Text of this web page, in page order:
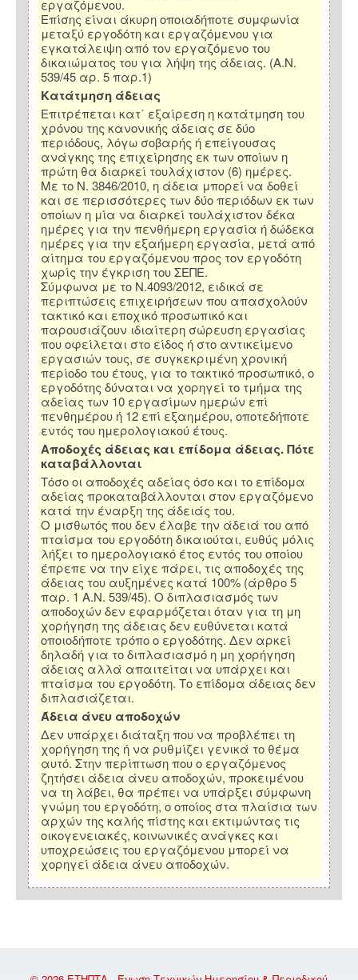
εργαζόμενου.
Επίσης είναι άκυρη οποιαδήποτε συμφωνία
μεταξύ εργοδότη και εργαζόμενου για
εγκατάλειψη από τον εργαζόμενο του
δικαιώματος του για λήψη της άδειας. (Α.Ν.
539/45 αρ. 5 παρ.1)
Κατάτμηση άδειας
Επιτρέπεται κατ΄ εξαίρεση η κατάτμηση του
χρόνου της κανονικής άδειας σε δύο
περιόδους, λόγω σοβαρής ή επείγουσας
ανάγκης της επιχείρησης εκ των οποίων η
πρώτη θα διαρκεί τουλάχιστον (6) ημέρες.
Με το Ν. 3846/2010, η άδεια μπορεί να δοθεί
και σε περισσότερες των δύο περιόδων εκ των
οποίων η μία να διαρκεί τουλάχιστον δέκα
ημέρες για την πενθήμερη εργασία ή δώδεκα
ημέρες για την εξαήμερη εργασία, μετά από
αίτημα του εργαζόμενου προς τον εργοδότη
χωρίς την έγκριση του ΣΕΠΕ.
Σύμφωνα με το Ν.4093/2012, ειδικά σε
περιπτώσεις επιχειρήσεων που απασχολούν
τακτικό και εποχικό προσωπικό και
παρουσιάζουν ιδιαίτερη σώρευση εργασίας
που οφείλεται στο είδος ή στο αντικείμενο
εργασιών τους, σε συγκεκριμένη χρονική
περίοδο του έτους, για το τακτικό προσωπικό, ο
εργοδότης δύναται να χορηγεί το τμήμα της
αδείας των 10 εργασίμων ημερών επί
πενθημέρου ή 12 επί εξαημέρου, οποτεδήποτε
εντός του ημερολογιακού έτους.
Αποδοχές άδειας και επίδομα άδειας. Πότε
καταβάλλονται
Τόσο οι αποδοχές αδείας όσο και το επίδομα
αδείας προκαταβάλλονται στον εργαζόμενο
κατά την έναρξη της άδειάς του.
Ο μισθωτός που δεν έλαβε την άδειά του από
πταίσμα του εργοδότη δικαιούται, ευθύς μόλις
λήξει το ημερολογιακό έτος εντός του οποίου
έπρεπε να την είχε πάρει, τις αποδοχές της
άδειας του αυξημένες κατά 100% (άρθρο 5
παρ. 1 Α.Ν. 539/45). Ο διπλασιασμός των
αποδοχών δεν εφαρμόζεται όταν για τη μη
χορήγηση της άδειας δεν ευθύνεται κατά
οποιοδήποτε τρόπο ο εργοδότης. Δεν αρκεί
δηλαδή για το διπλασιασμό η μη χορήγηση
άδειας αλλά απαιτείται να υπάρχει και
πταίσμα του εργοδότη. Το επίδομα άδειας δεν
διπλασιάζεται.
Άδεια άνευ αποδοχών
Δεν υπάρχει διάταξη που να προβλέπει τη
χορήγηση της ή να ρυθμίζει γενικά το θέμα
αυτό. Στην περίπτωση που ο εργαζόμενος
ζητήσει άδεια άνευ αποδοχών, προκειμένου
να τη λάβει, θα πρέπει να υπάρξει σύμφωνη
γνώμη του εργοδότη, ο οποίος στα πλαίσια των
αρχών της καλής πίστης και εκτιμώντας τις
οικογενειακές, κοινωνικές ανάγκες και
υποχρεώσεις του εργαζόμενου μπορεί να
χορηγεί άδεια άνευ αποδοχών.